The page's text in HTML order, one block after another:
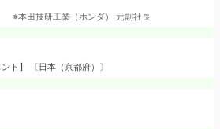
※本田技研工業（ホンダ） 元副社長
ト】 〔日本（京都府）〕